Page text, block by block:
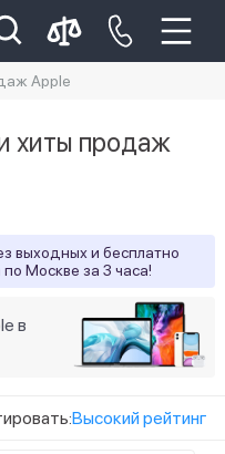
Apple
хиты продаж
выходных и бесплатно
Москве за 3 часа!
в
Высокий рейтинг